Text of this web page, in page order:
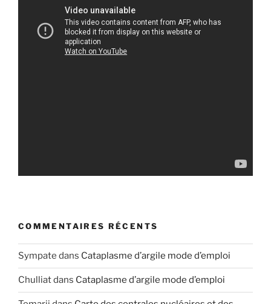
COMMENTAIRES RÉCENTS
Sympate dans Cataplasme d’argile mode d’emploi
Chulliatdans Cataplasme d’argile mode d’emploi